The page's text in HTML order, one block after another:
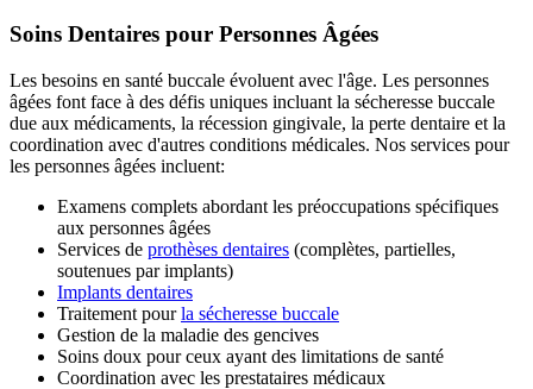
Soins Dentaires pour Personnes Âgées
Les besoins en santé buccale évoluent avec l'âge. Les personnes
âgées font face à des défis uniques incluant la sécheresse buccale
due aux médicaments, la récession gingivale, la perte dentaire et la
coordination avec d'autres conditions médicales. Nos services pour
les personnes âgées incluent:
Examens complets abordant les préoccupations spécifiques
aux personnes âgées
Services de prothèses dentaires (complètes, partielles,
soutenues par implants)
Implants dentaires
Traitement pourla sécheresse buccale
Gestion de la maladie des gencives
Soins doux pour ceux ayant des limitations de santé
Coordination avec les prestataires médicaux